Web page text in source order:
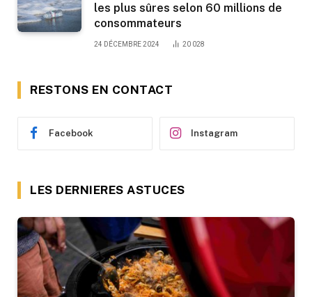
les plus sûres selon 60 millions de
consommateurs
24 DÉCEMBRE 2024 20 028
RESTONS EN CONTACT
Facebook Instagram
LES DERNIERES ASTUCES